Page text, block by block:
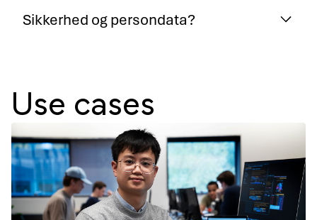
Sikkerhed og persondata?
Use cases